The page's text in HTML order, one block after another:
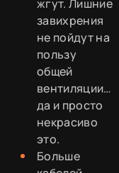
жгут. Лишние
завихрения
не пойдут на
пользу
общей
вентиляции…
да и просто
некрасиво
это.
Больше